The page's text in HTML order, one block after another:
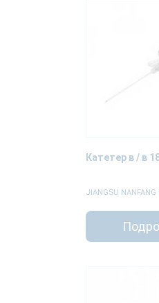
Катетер в / в
JIANGSU NANFANG